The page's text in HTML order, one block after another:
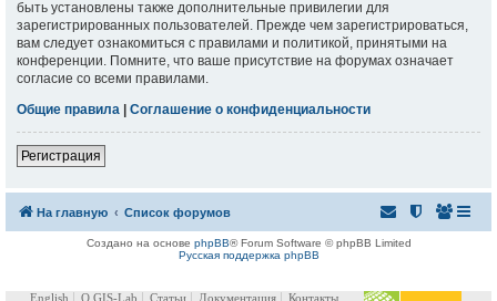
быть установлены также дополнительные привилегии для
зарегистрированных пользователей. Прежде чем зарегистрироваться,
вам следует ознакомиться с правилами и политикой, принятыми на
конференции. Помните, что ваше присутствие на форумах означает
согласие со всеми правилами.
Общие правила | Соглашение о конфиденциальности
Регистрация
На главную Список форумов
Создано на основе phpBB® Forum Software © phpBB Limited
Русская поддержка phpBB
English О GIS-Lab Статьи Документация Контакты